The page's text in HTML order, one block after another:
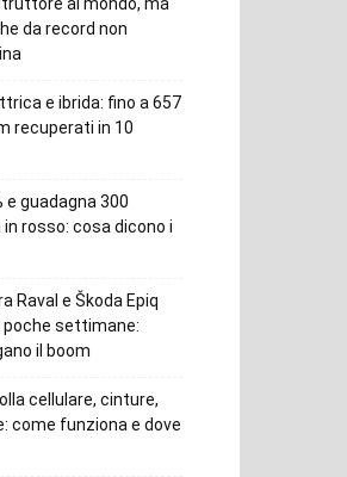
da record non
e ibrida: fino a 657
recuperati in 10
guadagna 300
in rosso: cosa dicono i
Raval e Škoda Epiq
poche settimane:
il boom
cellulare, cinture,
come funziona e dove